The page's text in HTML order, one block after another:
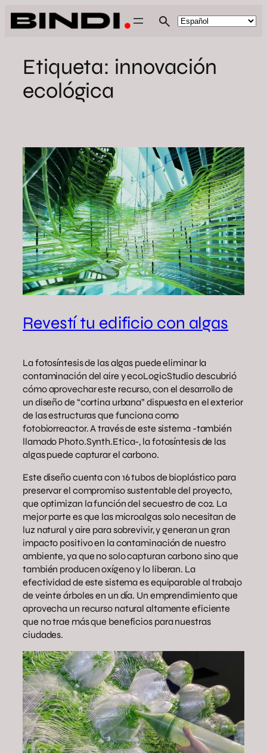
Saltar
al
Etiqueta: innovación
ecológica
Revestí tu edificio con algas
La fotosíntesis de las algas puede eliminar la
contaminación del aire y ecoLogicStudio descubrió
cómo aprovechar este recurso, con el desarrollo de
un diseño de “cortina urbana” dispuesta en el exterior
de las estructuras que funciona como
fotobiorreactor. A través de este sistema -también
llamado Photo.Synth.Etica-, la fotosíntesis de las
algas puede capturar el carbono.
Este diseño cuenta con 16 tubos de bioplástico para
preservar el compromiso sustentable del proyecto,
que optimizan la función del secuestro de co2. La
mejor parte es que las microalgas solo necesitan de
luz natural y aire para sobrevivir, y generan un gran
impacto positivo en la contaminación de nuestro
ambiente, ya que no solo capturan carbono sino que
también producen oxígeno y lo liberan. La
efectividad de este sistema es equiparable al trabajo
de veinte árboles en un día. Un emprendimiento que
aprovecha un recurso natural altamente eficiente
que no trae más que beneficios para nuestras
ciudades.